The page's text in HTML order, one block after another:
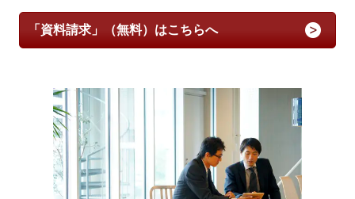
「資料請求」（無料）はこちらへ